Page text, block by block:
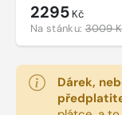
2295 Kč
Na stánku:3009
Dárek,